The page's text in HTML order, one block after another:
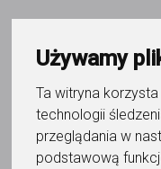
Używamy
Ta witryna
technologii
przeglądania w
podstawową
Do ulubionych